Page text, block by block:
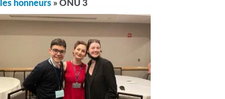
les honneurs » ONU 3